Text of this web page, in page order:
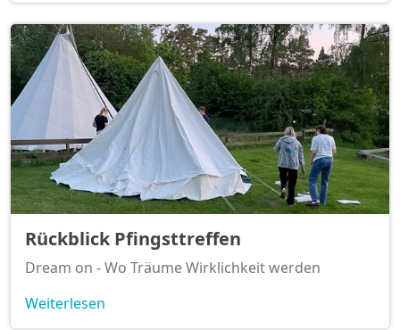
Rückblick Pfingsttreffen
Dream on - Wo Träume Wirklichkeit werden
Weiterlesen